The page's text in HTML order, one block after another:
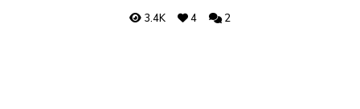
3.4K 4 2